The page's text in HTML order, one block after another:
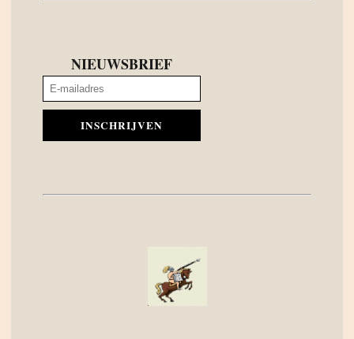
NIEUWSBRIEF
INSCHRIJVEN